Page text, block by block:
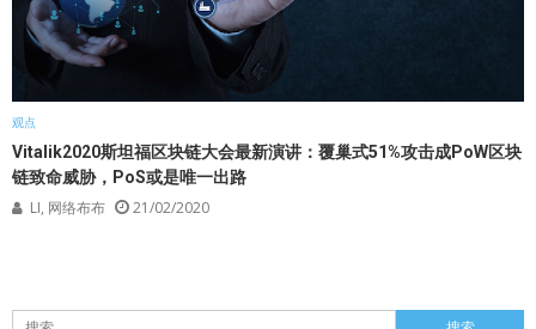
观点
Vitalik2020斯坦福区块链大会最新演讲：覆巢式51%攻击成PoW区块
链致命威胁，PoS或是唯一出路
LI, 网络布布 21/02/2020
搜